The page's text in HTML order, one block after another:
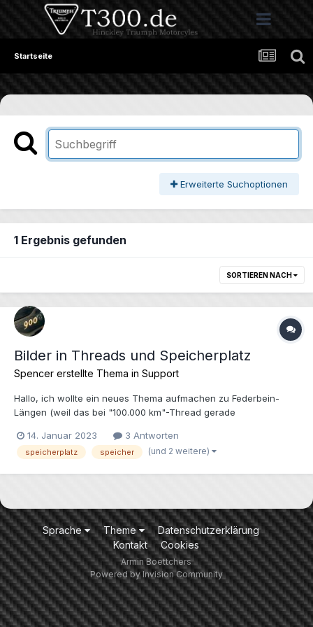
Startseite
Erweiterte Suchoptionen
1 Ergebnis gefunden
SORTIEREN NACH
Bilder in Threads und Speicherplatz
Spencer erstellte Thema in Support
Hallo, ich wollte ein neues Thema aufmachen zu Federbein-
Längen (weil das bei "100.000 km"-Thread gerade
kByte), aber mir stehen dafür nur noch 123 kByte zur Verfügung,
obwohl ich bei meinen alten Threads, wenn sie sich denn
14. Januar 2023 3 Antworten
speicherplatz speicher (und 2 weitere)
Sprache Theme
Datenschutzerklärung
Kontakt
Cookies
Armin Boettchers
Powered by Invision Community